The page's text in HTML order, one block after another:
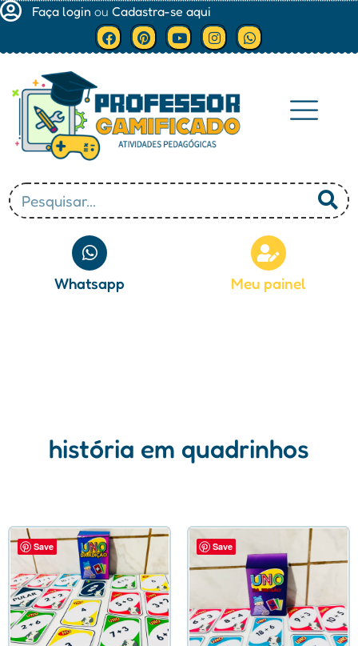
Faça login ou Cadastra-se aqui
Whatsapp Meu painel
história em quadrinhos
Save Save